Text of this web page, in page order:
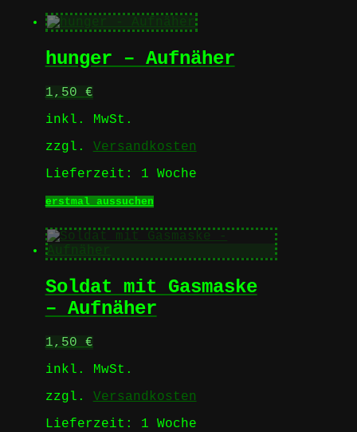
hunger – Aufnäher
1,50 €
inkl. MwSt.
zzgl. Versandkosten
Lieferzeit: 1 Woche
erstmal aussuchenDieses
weist
mehrere
Varianten
Die
Optionen
können
Soldat mit Gasmaske
– Aufnäher
1,50 €
inkl. MwSt.
zzgl. Versandkosten
Lieferzeit: 1 Woche